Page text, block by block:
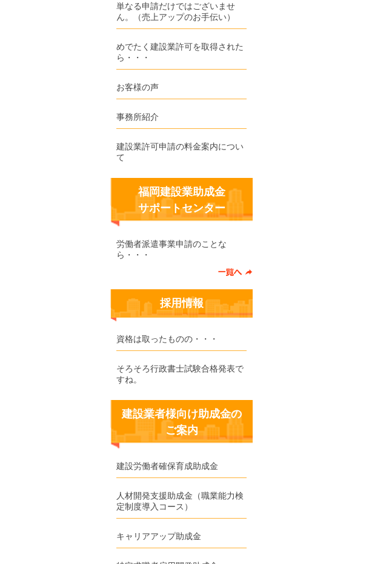
単なる申請だけではございませ
ん。（売上アップのお手伝い）
めでたく建設業許可を取得された
ら・・・
お客様の声
事務所紹介
建設業許可申請の料金案内につい
て
福岡建設業助成金
サポートセンター
労働者派遣事業申請のことな
ら・・・
採用情報
資格は取ったものの・・・
そろそろ行政書士試験合格発表で
すね。
建設業者様向け助成金の
ご案内
建設労働者確保育成助成金
人材開発支援助成金（職業能力検
定制度導入コース）
キャリアアップ助成金